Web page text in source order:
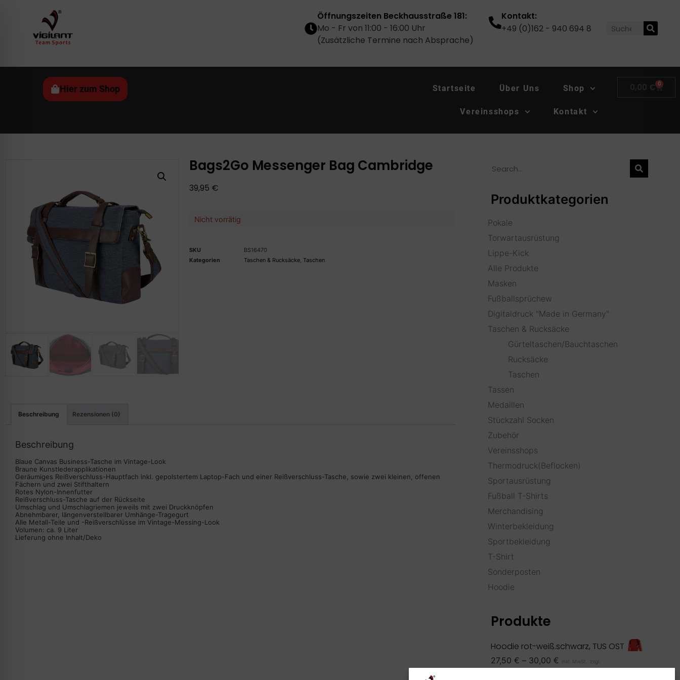
Öffnungszeiten Beckhausstraße 181:
Mo - Fr von 11:00 - 16:00 Uhr
(Zusätzliche Termine nach Absprache)
Kontakt:
+49 (0)162 - 940 694 8
Hier zum Shop Startseite Über Uns Shop
Vereinsshops Kontakt
0,00 € 0
Bags2Go Messenger Bag Cambridge
39,95 €
Nicht vorrätig
SKU
BS16470
Kategorien
Taschen & Rucksäcke, Taschen
Beschreibung Rezensionen (0)
Beschreibung
Blaue Canvas Business-Tasche im Vintage-Look
Braune Kunstlederapplikationen
Geräumiges Reißverschluss-Hauptfach inkl. gepolstertem Laptop-Fach und einer Reißverschluss-Tasche, sowie zwei kleinen, offenen
Fächern und zwei Stifthaltern
Rotes Nylon-Innenfutter
Reißverschluss-Tasche auf der Rückseite
Umschlag und Umschlagriemen jeweils mit zwei Druckknöpfen
Abnehmbarer, längenverstellbarer Umhänge-Tragegurt
Alle Metall-Teile und -Reißverschlüsse im Vintage-Messing-Look
Volumen: ca. 9 Liter
Lieferung ohne Inhalt/Deko
Produktkategorien
Pokale
Torwartausrüstung
Lippe-Kick
Alle Produkte
Masken
Fußballsprüchew
Digitaldruck "Made in Germany"
Taschen & Rucksäcke
Gürteltaschen/Bauchtaschen
Rucksäcke
Taschen
Tassen
Medaillen
Stückzahl Socken
Zubehör
Vereinsshops
Thermodruck(Beflocken)
Sportausrüstung
Fußball T-Shirts
Merchandising
Winterbekleidung
Sportbekleidung
T-Shirt
Sonderposten
Hoodie
Produkte
Hoodie rot-weiß.schwarz, TUS OST
27,50 € – 30,00 € inkl. MwSt. zzgl.